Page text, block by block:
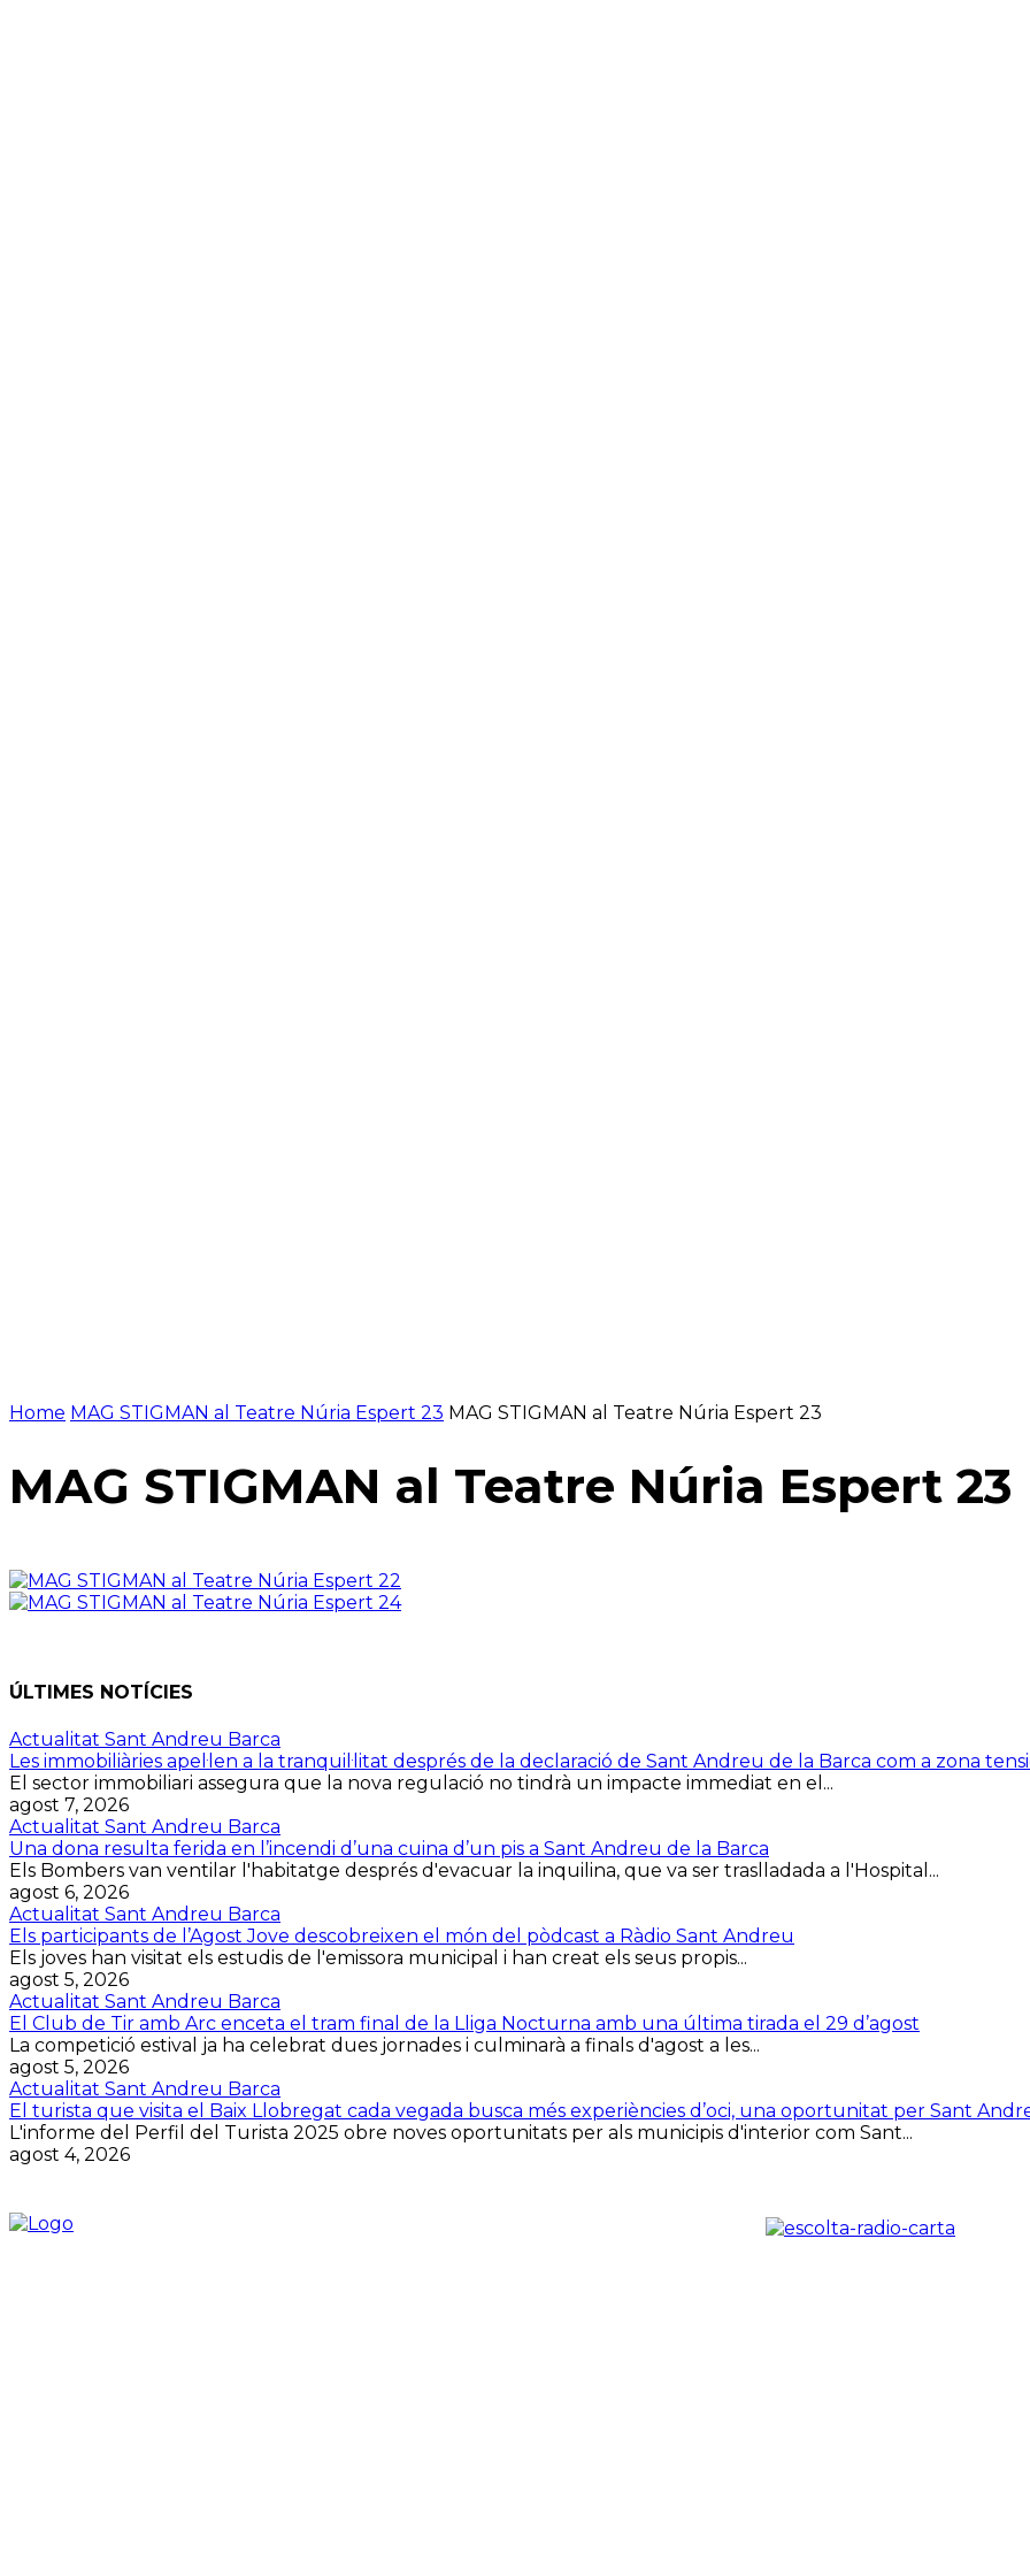
Home MAG STIGMAN al Teatre Núria Espert 23 MAG STIGMAN al Teatre Núria Espert 23
MAG STIGMAN al Teatre Núria Espert 23
ÚLTIMES NOTÍCIES
Actualitat Sant Andreu Barca
Les immobiliàries apel·len a la tranquil·litat després de la declaració de Sant Andreu de la Barca com a zona
El sector immobiliari assegura que la nova regulació no tindrà un impacte immediat en el...
agost 7, 2026
Actualitat Sant Andreu Barca
Una dona resulta ferida en l’incendi d’una cuina d’un pis a Sant Andreu de la Barca
Els Bombers van ventilar l'habitatge després d'evacuar la inquilina, que va ser traslladada a l'Hospital...
agost 6, 2026
Actualitat Sant Andreu Barca
Els participants de l’Agost Jove descobreixen el món del pòdcast a Ràdio Sant Andreu
Els joves han visitat els estudis de l'emissora municipal i han creat els seus propis...
agost 5, 2026
Actualitat Sant Andreu Barca
El Club de Tir amb Arc enceta el tram final de la Lliga Nocturna amb una última tirada el 29 d’agost
La competició estival ja ha celebrat dues jornades i culminarà a finals d'agost a les...
agost 5, 2026
Actualitat Sant Andreu Barca
El turista que visita el Baix Llobregat cada vegada busca més experiències d’oci, una oportunitat per Sant
L'informe del Perfil del Turista 2025 obre noves oportunitats per als municipis d'interior com Sant...
agost 4, 2026